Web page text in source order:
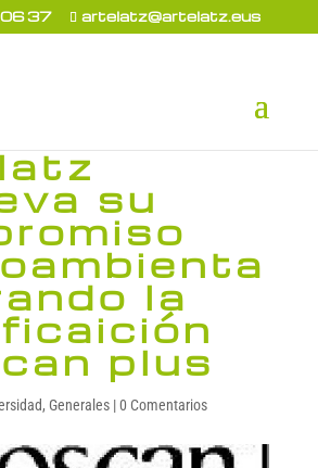
37 artelatz@artelatz.eus
su
la
plus
, Generales|0 Comentarios